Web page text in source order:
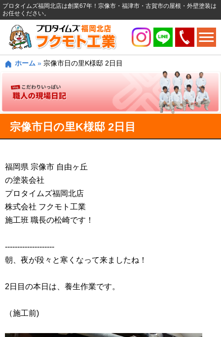
プロタイムズ福岡北店は創業67年！宗像市・福津市・古賀市の屋根・外壁塗装は
お任せください。
ホーム » 宗像市日の里K様邸 2日目
宗像市日の里K様邸 2日目
福岡県 宗像市 自由ヶ丘
の塗装会社
プロタイムズ福岡北店
株式会社 フクモト工業
施工班 職長の松崎です！
‐‐‐‐‐‐‐‐‐‐‐‐‐‐‐‐‐‐‐‐
朝、夜が段々と寒くなって来ましたね！
2日目の本日は、養生作業です。
（施工前)